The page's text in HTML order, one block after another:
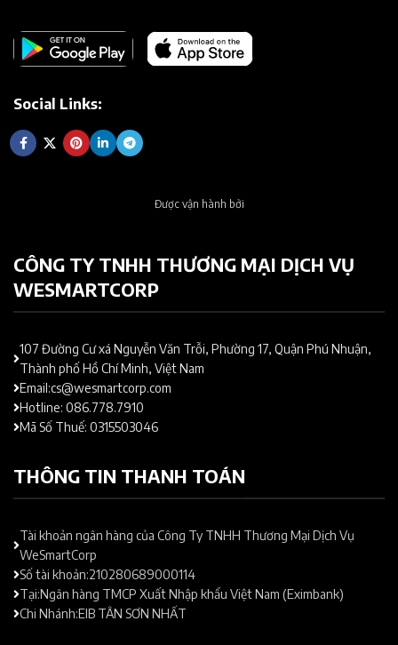
Social Links:
Được vận hành bởi
CÔNG TY TNHH THƯƠNG MẠI DỊCH VỤ
WESMARTCORP
107 Đường Cư xá Nguyễn Văn Trỗi, Phường 17, Quận Phú Nhuận,
Thành phố Hồ Chí Minh, Việt Nam
Email:cs@wesmartcorp.com
Hotline: 086.778.7910
Mã Số Thuế: 0315503046
THÔNG TIN THANH TOÁN
Tài khoản ngân hàng của Công Ty TNHH Thương Mại Dịch Vụ
WeSmartCorp
Số tài khoản:210280689000114
Tại:Ngân hàng TMCP Xuất Nhập khẩu Việt Nam (Eximbank)
Chi Nhánh:EIB TÂN SƠN NHẤT